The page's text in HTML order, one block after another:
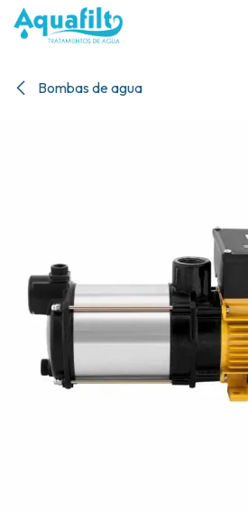
Ir al contenido
Bombas de agua